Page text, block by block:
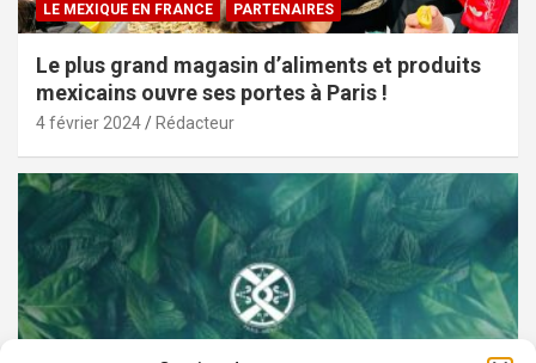
LE MEXIQUE EN FRANCE PARTENAIRES
Le plus grand magasin d’aliments et produits
mexicains ouvre ses portes à Paris !
4 février 2024 Rédacteur